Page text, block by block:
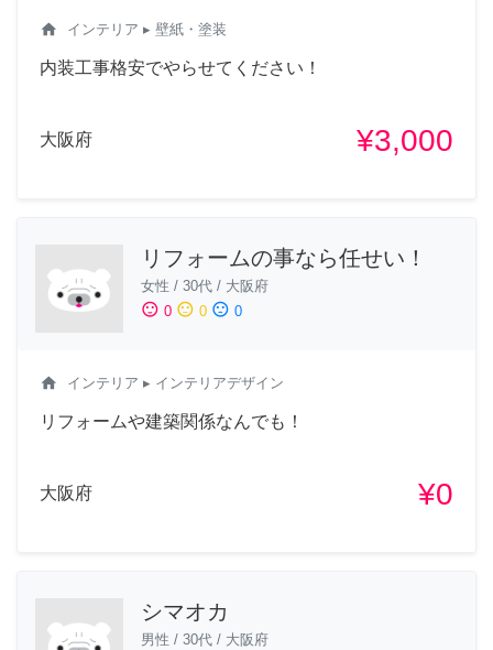
home インテリア ▸ 壁紙・塗装
内装工事格安でやらせてください！
大阪府 ¥3,000
リフォームの事なら任せい！
女性 / 30代 / 大阪府
sentiment_satisfied 0 sentiment_neutral 0 sentiment_dissatisfied 0
home インテリア ▸ インテリアデザイン
リフォームや建築関係なんでも！
大阪府 ¥0
シマオカ
男性 / 30代 / 大阪府